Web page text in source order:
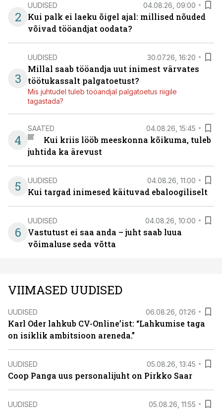
2
UUDISED 04.08.26, 09:00
Kui palk ei laeku õigel ajal: millised nõuded
võivad tööandjat oodata?
3
UUDISED 30.07.26, 16:20
Millal saab tööandja uut inimest värvates
töötukassalt palgatoetust?
Mis juhtudel tuleb tööandjal palgatoetus riigile
tagastada?
4
SAATED 04.08.26, 15:45
Kui kriis lööb meeskonna kõikuma, tuleb
juhtida ka ärevust
5 UUDISED 04.08.26, 11:00
Kui targad inimesed käituvad ebaloogiliselt
6
UUDISED 04.08.26, 10:00
Vastutust ei saa anda – juht saab luua
võimaluse seda võtta
VIIMASED UUDISED
UUDISED 06.08.26, 01:26
Karl Oder lahkub CV-Online’ist: “Lahkumise taga
on isiklik ambitsioon areneda.”
UUDISED 05.08.26, 13:45
Coop Panga uus personalijuht on Pirkko Saar
UUDISED 05.08.26, 11:55